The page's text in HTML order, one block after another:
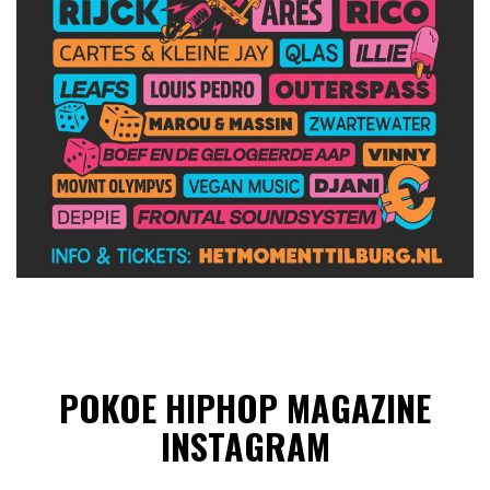
POKOE HIPHOP MAGAZINE
INSTAGRAM